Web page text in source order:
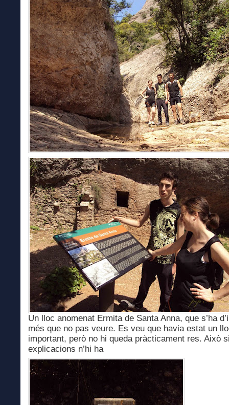
Un lloc anomenat Ermita de Santa Anna, que s’ha
més que no pas veure. Es veu que havia estat un
important, però no hi queda pràcticament res. Això
explicacions n’hi ha